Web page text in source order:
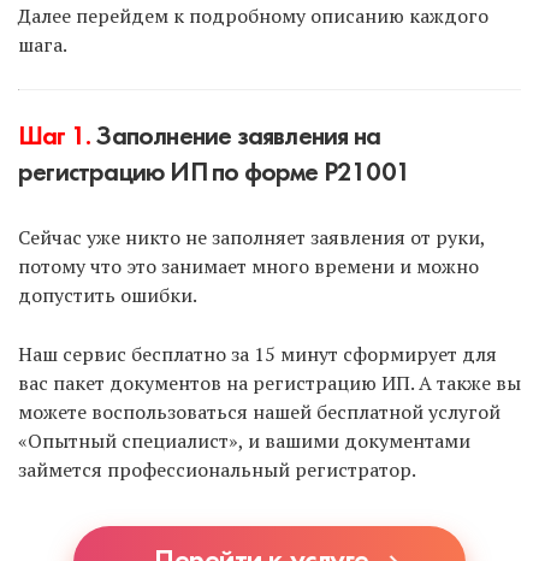
Есть только 2 законных способа:
Подать документы через МФЦ
(многофункциональные центры).
Чтобы воспользоваться первым способом и
подать документы онлайн с использованием ЭЦП,
выберите услугу — «Опытный специалист».
Чтобы подать документы через МФЦ, заполните
их в нашем «Умном сервисе» и подайте через
МФЦ самостоятельно.
Минус второго способа — нужно ехать в МФЦ и
уточнять у ближайших МФЦ, принимают ли они
Далее перейдем к подробному описанию каждого
шага.
Шаг 1. Заполнение заявления на
регистрацию ИП по форме Р21001
Сейчас уже никто не заполняет заявления от руки,
потому что это занимает много времени и можно
допустить ошибки.
Наш сервис бесплатно за 15 минут сформирует для
вас пакет документов на регистрацию ИП. А также вы
можете воспользоваться нашей бесплатной услугой
«Опытный специалист», и вашими документами
займется профессиональный регистратор.